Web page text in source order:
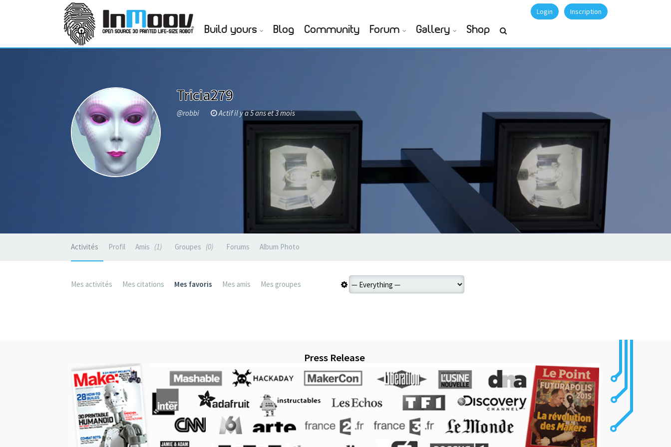
Login Inscription
Build yours Blog Community Forum Gallery Shop
Tricia279
@robbi Actif il y a 5 ans et 3 mois
Activités Profil Amis 1 Groupes 0 Forums Album Photo
Mes activités Mes citations Mes favoris Mes amis Mes groupes
Press Release